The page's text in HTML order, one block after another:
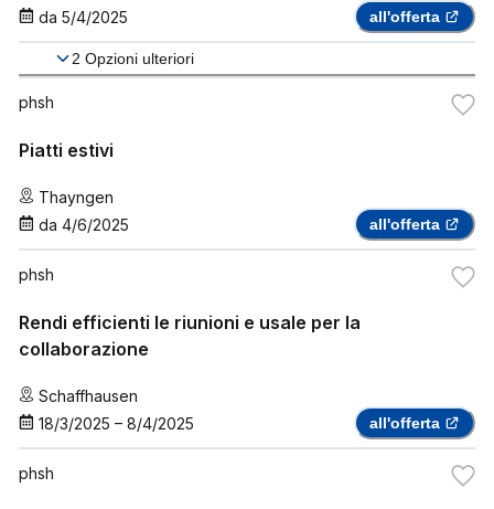
da 5/4/2025 all'offerta
2 Opzioni ulteriori
phsh
Piatti estivi
Thayngen
da 4/6/2025 all'offerta
phsh
Rendi efficienti le riunioni e usale per la
collaborazione
Schaffhausen
18/3/2025 – 8/4/2025 all'offerta
phsh